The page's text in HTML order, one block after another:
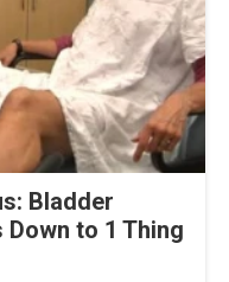
Bladder
to 1 Thing